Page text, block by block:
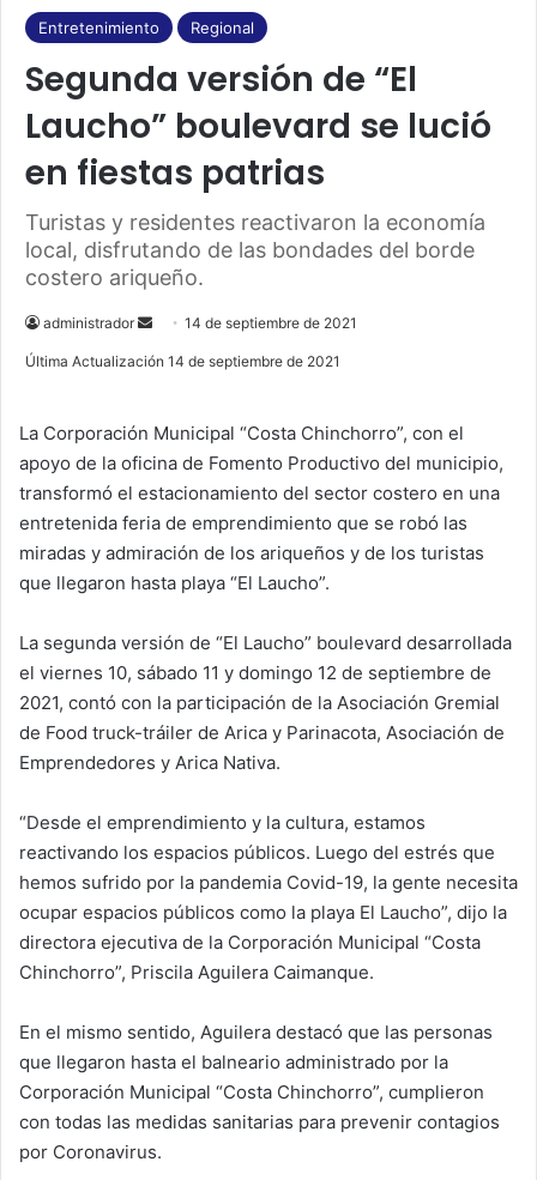
Entretenimiento Regional
Segunda versión de “El
Laucho” boulevard se lució
en fiestas patrias
Turistas y residentes reactivaron la economía
local, disfrutando de las bondades del borde
costero ariqueño.
administrador
e
a
n
e
m
a
i
14 de septiembre de 2021
Última Actualización 14 de septiembre de 2021
La Corporación Municipal “Costa Chinchorro”, con el
apoyo de la oficina de Fomento Productivo del municipio,
transformó el estacionamiento del sector costero en una
entretenida feria de emprendimiento que se robó las
miradas y admiración de los ariqueños y de los turistas
que llegaron hasta playa “El Laucho”.
La segunda versión de “El Laucho” boulevard desarrollada
el viernes 10, sábado 11 y domingo 12 de septiembre de
2021, contó con la participación de la Asociación Gremial
de Food truck-tráiler de Arica y Parinacota, Asociación de
Emprendedores y Arica Nativa.
“Desde el emprendimiento y la cultura, estamos
reactivando los espacios públicos. Luego del estrés que
hemos sufrido por la pandemia Covid-19, la gente necesita
ocupar espacios públicos como la playa El Laucho”, dijo la
directora ejecutiva de la Corporación Municipal “Costa
Chinchorro”, Priscila Aguilera Caimanque.
En el mismo sentido, Aguilera destacó que las personas
que llegaron hasta el balneario administrado por la
Corporación Municipal “Costa Chinchorro”, cumplieron
con todas las medidas sanitarias para prevenir contagios
por Coronavirus.
e
b
o
o
k
u
b